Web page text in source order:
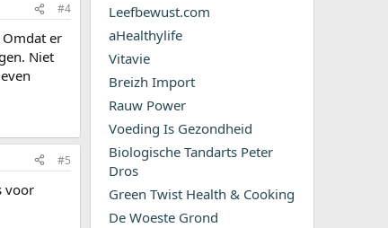
#4
er
Niet
#5
voor
Leefbewust.com
aHealthylife
Vitavie
Breizh Import
Rauw Power
Voeding Is Gezondheid
Biologische Tandarts Peter
Dros
Green Twist Health & Cooking
De Woeste Grond